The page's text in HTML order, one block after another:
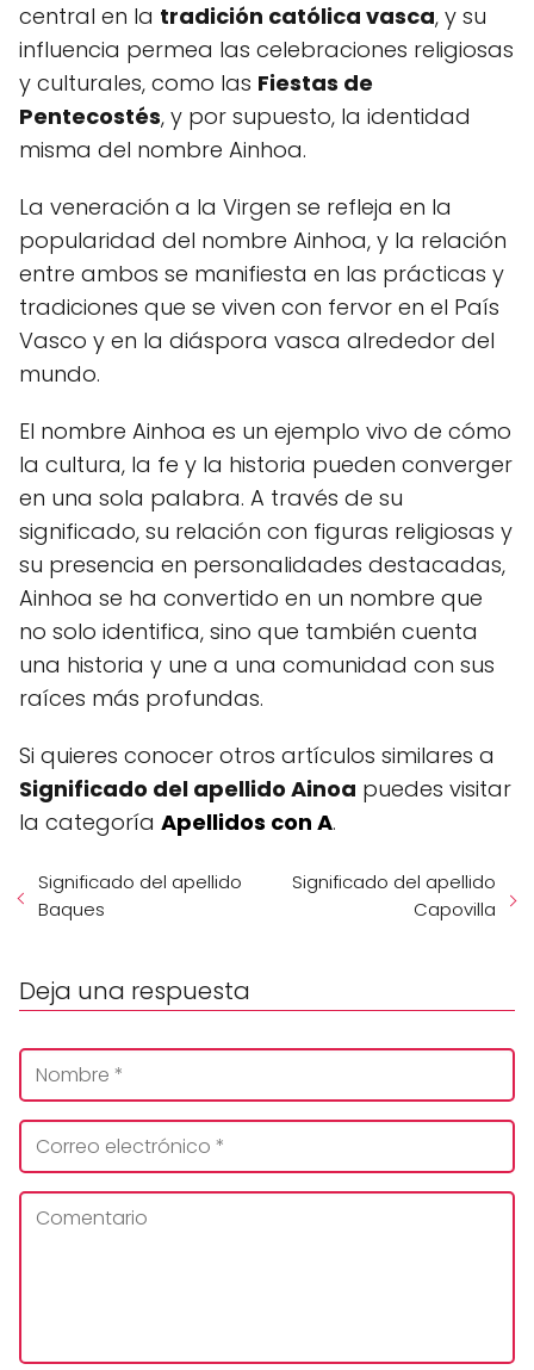
central en la tradición católica vasca, y su
influencia permea las celebraciones religiosas
y culturales, como las Fiestas de
Pentecostés, y por supuesto, la identidad
misma del nombre Ainhoa.
La veneración a la Virgen se refleja en la
popularidad del nombre Ainhoa, y la relación
entre ambos se manifiesta en las prácticas y
tradiciones que se viven con fervor en el País
Vasco y en la diáspora vasca alrededor del
mundo.
El nombre Ainhoa es un ejemplo vivo de cómo
la cultura, la fe y la historia pueden converger
en una sola palabra. A través de su
significado, su relación con figuras religiosas y
su presencia en personalidades destacadas,
Ainhoa se ha convertido en un nombre que
no solo identifica, sino que también cuenta
una historia y une a una comunidad con sus
raíces más profundas.
Si quieres conocer otros artículos similares a
Significado del apellido Ainoa puedes visitar
la categoría Apellidos con A.
Significado del apellido
Baques
Significado del apellido
Capovilla
Deja una respuesta